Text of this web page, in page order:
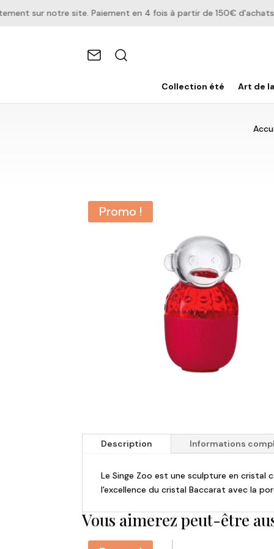
sur notre site. Paiement en 4 fois à partir de 150€ d'achats.
Collection été Art de
Promo !
Description Informations
Le Singe Zoo est une sculpture en cristal
l'excellence du cristal Baccarat avec la
Vous aimerez peut-être